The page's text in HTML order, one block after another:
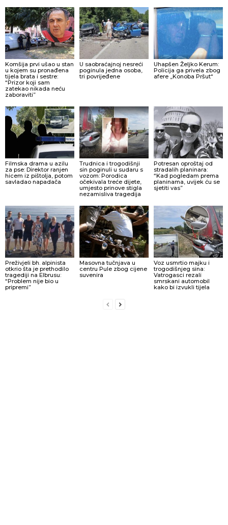
Komšija prvi ušao u stan
u kojem su pronađena
tijela brata i sestre:
“Prizor koji sam
zatekao nikada neću
zaboraviti”
U saobraćajnoj nesreći
poginula jedna osoba,
tri povrijeđene
Uhapšen Željko Kerum:
Policija ga privela zbog
afere „Konoba Pršut“
Filmska drama u azilu
za pse: Direktor ranjen
hicem iz pištolja, potom
savladao napadača
Trudnica i trogodišnji
sin poginuli u sudaru s
vozom: Porodica
očekivala treće dijete,
umjesto prinove stigla
nezamisliva tragedija
Potresan oproštaj od
stradalih planinara:
“Kad pogledam prema
planinama, uvijek ću se
sjetiti vas”
Preživjeli bh. alpinista
otkrio šta je prethodilo
tragediji na Elbrusu:
“Problem nije bio u
pripremi”
Masovna tučnjava u
centru Pule zbog cijene
suvenira
Voz usmrtio majku i
trogodišnjeg sina:
Vatrogasci rezali
smrskani automobil
kako bi izvukli tijela